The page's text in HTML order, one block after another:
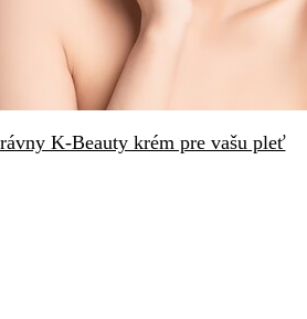
K-Beauty krém pre vašu pleť